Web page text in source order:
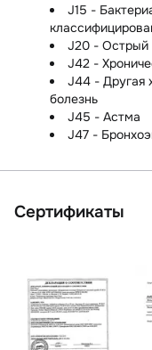
J15 -
J20 - Острый
J42 -
J44 - Другая
болезнь
J45 - Астма
J47 -
Сертификаты